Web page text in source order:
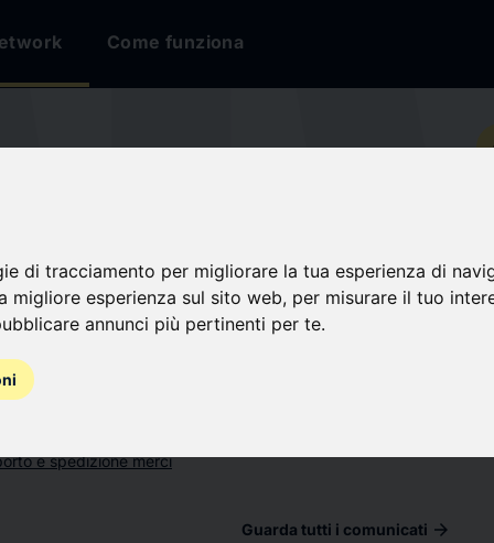
di tracciamento per migliorare la tua esperienza di
migliore esperienza sul sito web, per misurare il tuo
annunci più pertinenti per te.
Come funziona
e spedizione merci
Guarda tutti i comunicati arrow_forward